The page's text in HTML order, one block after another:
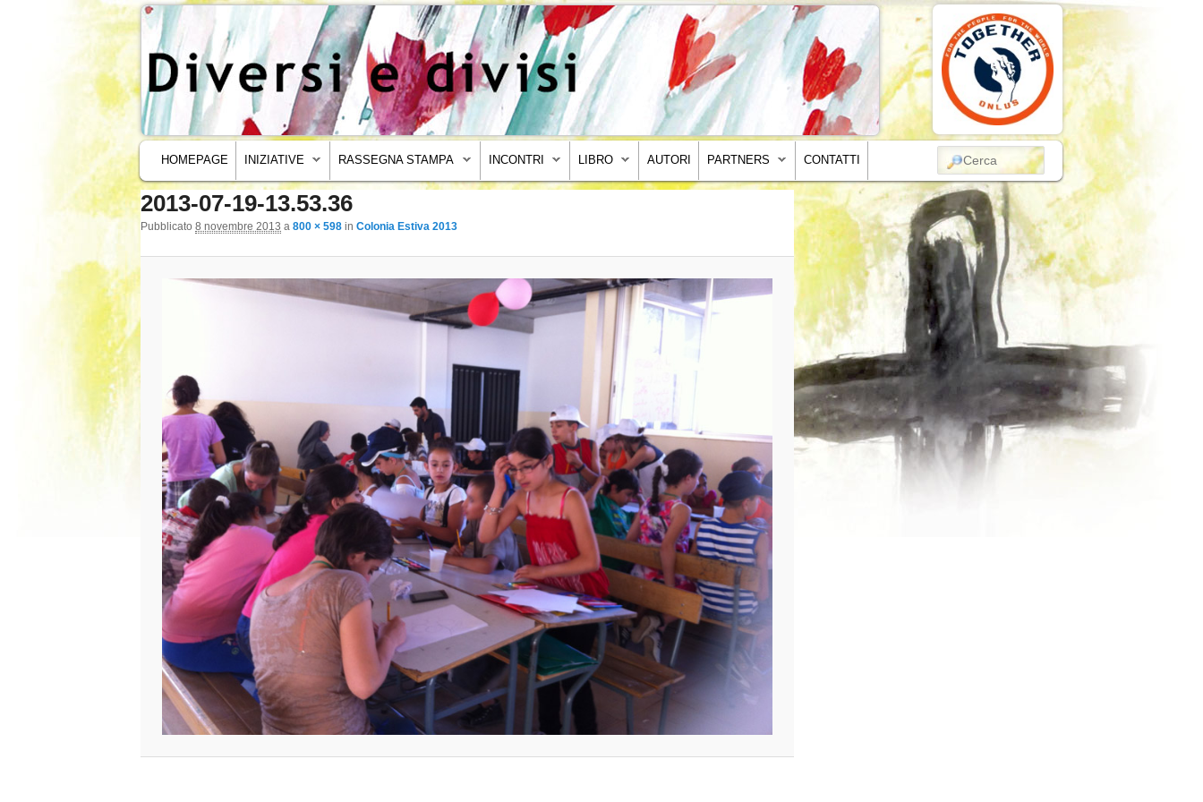
MENU PRINCIPALE
VAI AL CONTENUTO PRINCIPALE
VAI AL CONTENUTO SECONDARIO
HOMEPAGE INIZIATIVE RASSEGNA STAMPA INCONTRI LIBRO AUTORI PARTNERS CONTATTI CERCA
Navigazione immagini
2013-07-19-13.53.36
Pubblicato 8 novembre 2013 a 800 × 598 in Colonia Estiva 2013